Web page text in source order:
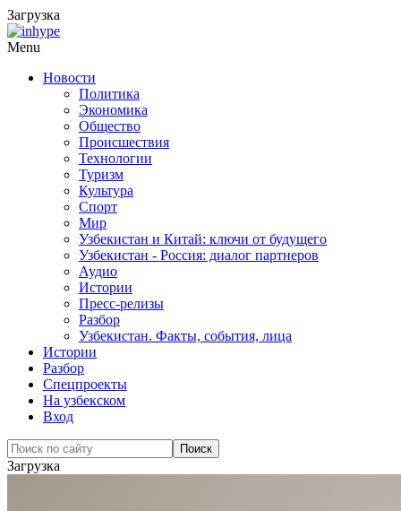
Загрузка
Menu
Новости
Политика
Экономика
Общество
Происшествия
Технологии
Туризм
Культура
Спорт
Мир
Узбекистан и Китай: ключи от будущего
Узбекистан - Россия: диалог партнеров
Аудио
Истории
Пресс-релизы
Разбор
Узбекистан. Факты, события, лица
Истории
Разбор
Спецпроекты
На узбекском
Вход
Загрузка